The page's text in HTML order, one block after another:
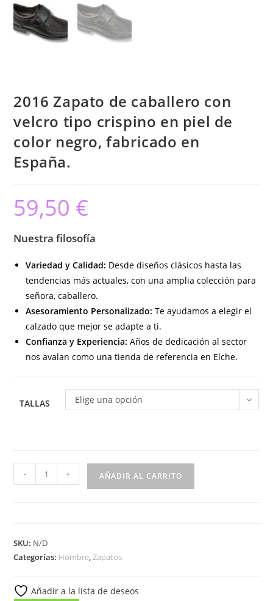
2016 Zapato de caballero con
velcro tipo crispino en piel de
color negro, fabricado en
España.
59,50 €
Nuestra filosofía
Variedad y Calidad: Desde diseños clásicos hasta las
tendencias más actuales, con una amplia colección para
señora, caballero.
Asesoramiento Personalizado: Te ayudamos a elegir el
calzado que mejor se adapte a ti.
Confianza y Experiencia: Años de dedicación al sector
nos avalan como una tienda de referencia en Elche.
TALLAS Elige una opción
Zapato
velcro
tipo
en
- + AÑADIR AL CARRITO
SKU: N/D
Categorías: Hombre,Zapatos
Añadir a la lista de deseos